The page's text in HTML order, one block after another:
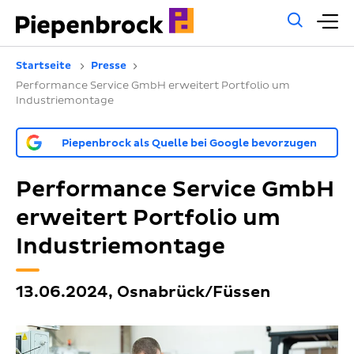
Startseite
Presse
Performance Service GmbH erweitert Portfolio um
Industriemontage
Piepenbrock als Quelle bei Google bevorzugen
Performance Service GmbH
erweitert Portfolio um
Industriemontage
13.06.2024, Osnabrück/Füssen